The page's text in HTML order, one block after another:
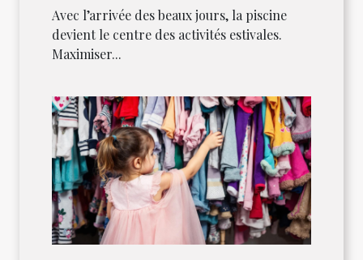
Avec l’arrivée des beaux jours, la piscine
devient le centre des activités estivales.
Maximiser...